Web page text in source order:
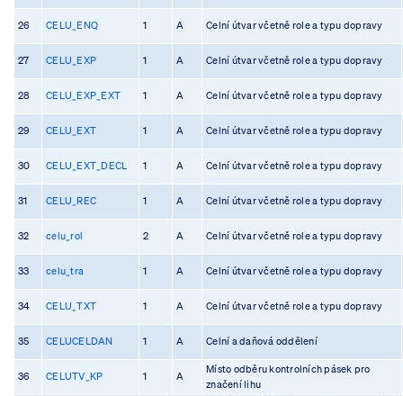
26 CELU_ENQ 1 A Celní útvar včetně role a typu dopravy
27 CELU_EXP 1 A Celní útvar včetně role a typu dopravy
28 CELU_EXP_EXT 1 A Celní útvar včetně role a typu dopravy
29 CELU_EXT 1 A Celní útvar včetně role a typu dopravy
30 CELU_EXT_DECL 1 A Celní útvar včetně role a typu dopravy
31 CELU_REC 1 A Celní útvar včetně role a typu dopravy
32 celu_rol 2 A Celní útvar včetně role a typu dopravy
33 celu_tra 1 A Celní útvar včetně role a typu dopravy
34 CELU_TXT 1 A Celní útvar včetně role a typu dopravy
35 CELUCELDAN 1 A Celní a daňová oddělení
36 CELUTV_KP 1 A
Místo odběru kontrolních pásek pro
značení lihu